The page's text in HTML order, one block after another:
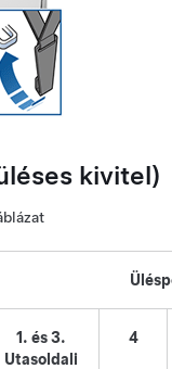
kivitel)
1. és 3.
Utasoldali
4